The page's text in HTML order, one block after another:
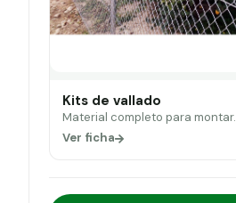
Kits de vallado
Material completo para montar.
Ver ficha